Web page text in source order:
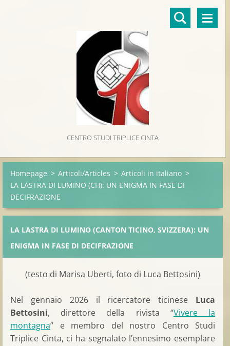
CENTRO STUDI TRIPLICE CINTA
Homepage > Articoli/Articles > Articoli in italiano >
LA LASTRA DI LUMINO (CH): UN ENIGMA IN FASE DI
DECIFRAZIONE
LA LASTRA DI LUMINO (CANTON TICINO, SVIZZERA): UN
ENIGMA IN FASE DI DECIFRAZIONE
(testo di Marisa Uberti, foto di Luca Bettosini)
Nel gennaio 2026 il ricercatore ticinese Luca
Bettosini, direttore della rivista “Vivere la
montagna” e membro del nostro Centro Studi
Triplice Cinta, ci ha segnalato l’ennesimo esemplare